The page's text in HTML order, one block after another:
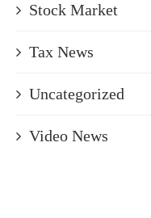
Stock Market
Tax News
Uncategorized
Video News